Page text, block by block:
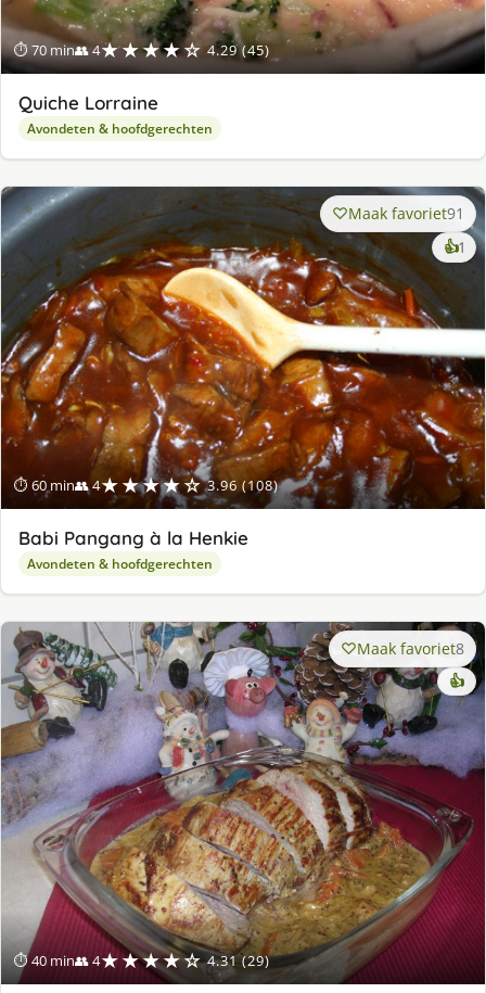
⏱ 70 min👥 4★★★★☆ 4.29 (45)
Quiche Lorraine
Avondeten & hoofdgerechten
⏱ 60 min👥 4★★★★☆ 3.96 (108)
Maak favoriet91
👍1
Babi Pangang à la Henkie
Avondeten & hoofdgerechten
⏱ 40 min👥 4★★★★☆ 4.31 (29)
Maak favoriet8
👍